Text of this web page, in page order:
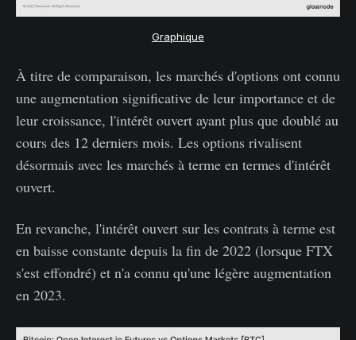
Graphique
À titre de comparaison, les marchés d'options ont connu
une augmentation significative de leur importance et de
leur croissance, l'intérêt ouvert ayant plus que doublé au
cours des 12 derniers mois. Les options rivalisent
désormais avec les marchés à terme en termes d'intérêt
ouvert.
En revanche, l'intérêt ouvert sur les contrats à terme est
en baisse constante depuis la fin de 2022 (lorsque FTX
s'est effondré) et n'a connu qu'une légère augmentation
en 2023.